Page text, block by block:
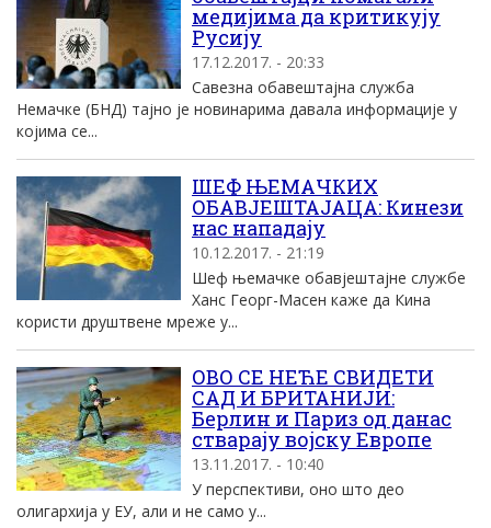
медијима да критикују
Русију
17.12.2017. - 20:33
Савезна обавештајна служба
Немачке (БНД) тајно је новинарима давала информације у
којима се...
ШЕФ ЊЕМАЧКИХ
ОБАВЈЕШТАЈАЦА: Кинези
нас нападају
10.12.2017. - 21:19
Шеф њемачке обавјештајне службе
Ханс Георг-Масен каже да Кина
користи друштвене мреже у...
ОВО СЕ НЕЋЕ СВИДЕТИ
САД И БРИТАНИЈИ:
Берлин и Париз од данас
стварају војску Европе
13.11.2017. - 10:40
У перспективи, оно што део
олигархија у ЕУ, али и не само у...